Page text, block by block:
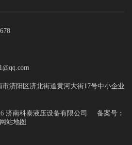
济阳区济北街道黄河大街17号中小企业
济南科泰液压设备有限公司 备案号：
网站地图